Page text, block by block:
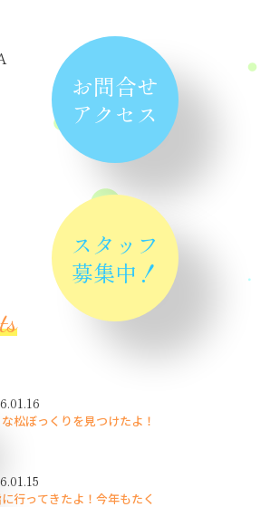
お問合せ
アクセス
スタッフ
募集中！
松ぼっくりを見つけたよ！
行ってきたよ！今年もたく